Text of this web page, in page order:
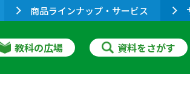
商品ラインナップ・サービス
教科の広場 資料をさがす